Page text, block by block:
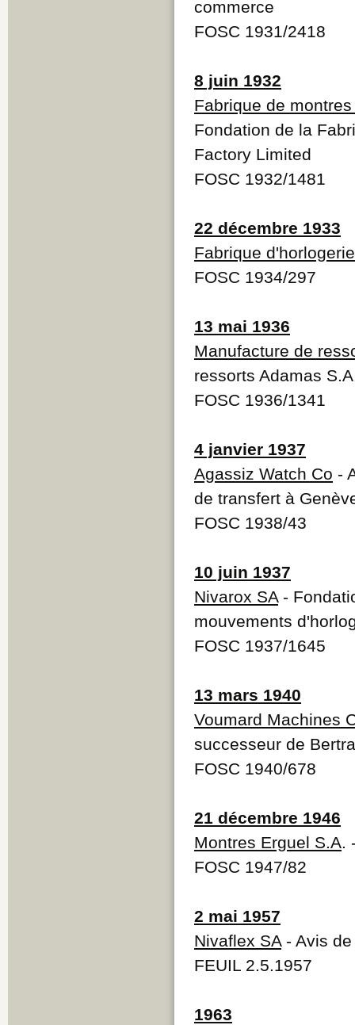
commerce
FOSC 1931/2418
8 juin 1932
Fabrique de
Fondation de la
Factory Limited
FOSC 1932/1481
22 décembre 1933
Fabrique d'horlogerie
FOSC 1934/297
13 mai 1936
Manufacture de
ressorts Adamas
FOSC 1936/1341
4 janvier 1937
Agassiz Watch Co -
de transfert à
FOSC 1938/43
10 juin 1937
Nivarox SA -
mouvements
FOSC 1937/1645
13 mars 1940
Voumard Machines
successeur de
FOSC 1940/678
21 décembre 1946
Montres Erguel S.A
FOSC 1947/82
2 mai 1957
Nivaflex SA - Avis
FEUIL 2.5.1957
1963